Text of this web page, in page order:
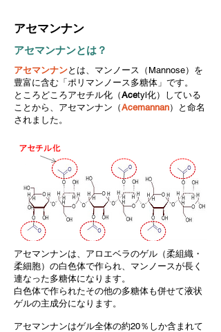
​アセマンナン
​アセマンナンとは？
アセマンナンとは、マンノース（Mannose）を
豊富に含む「ポリマンノース多糖体」です。
ところどころアセチル化（Acetyl化）している
ことから、アセマンナン（Acemannan）と命名
されました。
アセマンナンは、アロエベラのゲル（柔組織・
柔細胞）の白色体で作られ、マンノースが長く
連なった多糖体になります。
白色体で作られたその他の多糖体も併せて液状
ゲルの主成分になります。
アセマンナンはゲル全体の約20％しか含まれて